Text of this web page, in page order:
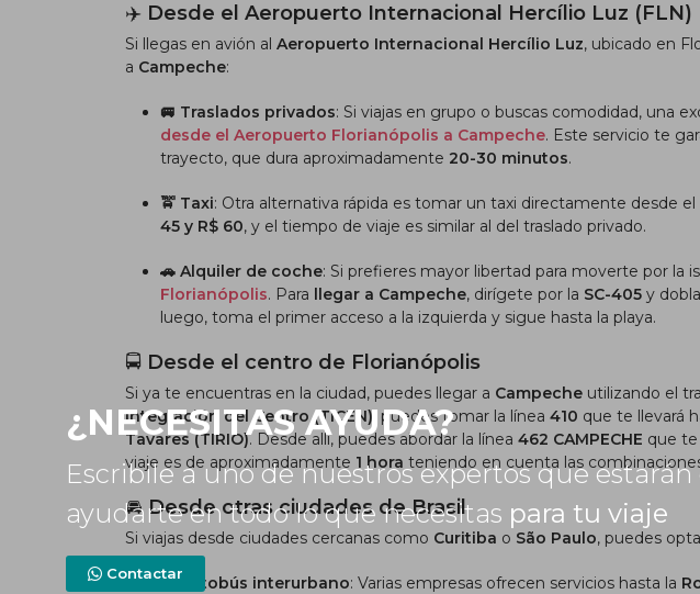
✈️ Desde el Aeropuerto Internacional Hercílio Luz (FLN)
Si llegas en avión al Aeropuerto Internacional Hercílio Luz, ubicado en
a Campeche:
🚐 Traslados privados: Si viajas en grupo o buscas comodidad, una
desde el Aeropuerto Florianópolis a Campeche. Este servicio te
trayecto, que dura aproximadamente 20-30 minutos.
🚖 Taxi: Otra alternativa rápida es tomar un taxi directamente desde
45 y R$ 60, y el tiempo de viaje es similar al del traslado privado.
🚗 Alquiler de coche: Si prefieres mayor libertad para moverte por la
Florianópolis. Para llegar a Campeche, dirígete por la SC-405 y
luego, toma el primer acceso a la izquierda y sigue hasta la playa.
🚍 Desde el centro de Florianópolis
Si ya te encuentras en la ciudad, puedes llegar a Campeche utilizando el
Integración del Centro (TICEN), puedes tomar la línea 410 que te llevará
Tavares (TIRIO). Desde allí, puedes abordar la línea 462 CAMPECHE que te
viaje es de aproximadamente 1 hora teniendo en cuenta las
🚘 Desde otras ciudades de Brasil
Si viajas desde ciudades cercanas como Curitiba o São Paulo, puedes
🚌 Autobús interurbano: Varias empresas ofrecen servicios hasta la
¿NECESITAS AYUDA?
Escribile a uno de nuestros expertos que
ayudarte en todo lo que necesitas para tu viaje
Contactar